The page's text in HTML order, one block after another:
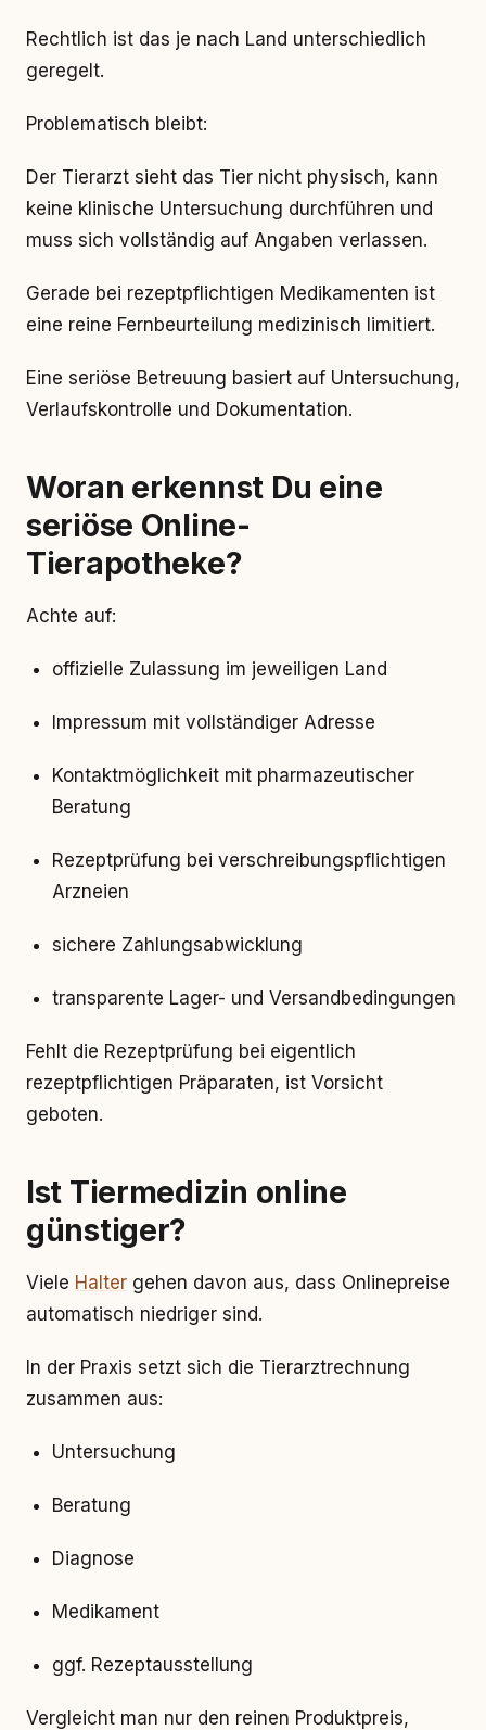
Rechtlich ist das je nach Land unterschiedlich
geregelt.
Problematisch bleibt:
Der Tierarzt sieht das Tier nicht physisch, kann
keine klinische Untersuchung durchführen und
muss sich vollständig auf Angaben verlassen.
Gerade bei rezeptpflichtigen Medikamenten ist
eine reine Fernbeurteilung medizinisch limitiert.
Eine seriöse Betreuung basiert auf Untersuchung,
Verlaufskontrolle und Dokumentation.
Woran erkennst Du eine
seriöse Online-
Tierapotheke?
Achte auf:
offizielle Zulassung im jeweiligen Land
Impressum mit vollständiger Adresse
Kontaktmöglichkeit mit pharmazeutischer
Beratung
Rezeptprüfung bei verschreibungspflichtigen
Arzneien
sichere Zahlungsabwicklung
transparente Lager- und Versandbedingungen
Fehlt die Rezeptprüfung bei eigentlich
rezeptpflichtigen Präparaten, ist Vorsicht
geboten.
Ist Tiermedizin online
günstiger?
Viele Halter gehen davon aus, dass Onlinepreise
automatisch niedriger sind.
In der Praxis setzt sich die Tierarztrechnung
zusammen aus:
Untersuchung
Beratung
Diagnose
Medikament
ggf. Rezeptausstellung
Vergleicht man nur den reinen Produktpreis,